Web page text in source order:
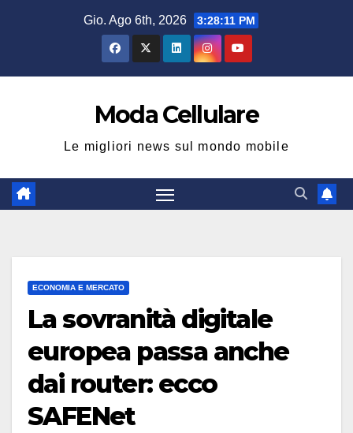
Gio. Ago 6th, 2026 3:28:12 PM
Moda Cellulare
Le migliori news sul mondo mobile
ECONOMIA E MERCATO
La sovranità digitale
europea passa anche
dai router: ecco
SAFENet